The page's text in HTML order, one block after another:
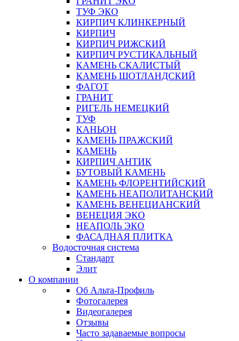
ТУФ ЭКО
КИРПИЧ КЛИНКЕРНЫЙ
КИРПИЧ
КИРПИЧ РИЖСКИЙ
КИРПИЧ РУСТИКАЛЬНЫЙ
КАМЕНЬ СКАЛИСТЫЙ
КАМЕНЬ ШОТЛАНДСКИЙ
ФАГОТ
ГРАНИТ
РИГЕЛЬ НЕМЕЦКИЙ
ТУФ
КАНЬОН
КАМЕНЬ ПРАЖСКИЙ
КАМЕНЬ
КИРПИЧ АНТИК
БУТОВЫЙ КАМЕНЬ
КАМЕНЬ ФЛОРЕНТИЙСКИЙ
КАМЕНЬ НЕАПОЛИТАНСКИЙ
КАМЕНЬ ВЕНЕЦИАНСКИЙ
ВЕНЕЦИЯ ЭКО
НЕАПОЛЬ ЭКО
ФАСАДНАЯ ПЛИТКА
Водосточная система
Стандарт
Элит
О компании
Об Альта-Профиль
Фотогалерея
Видеогалерея
Отзывы
Часто задаваемые вопросы